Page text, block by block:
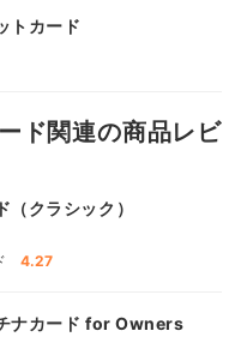
トカード
ド関連の商品レビ
クラシック）
4.27
ナカード for Owners